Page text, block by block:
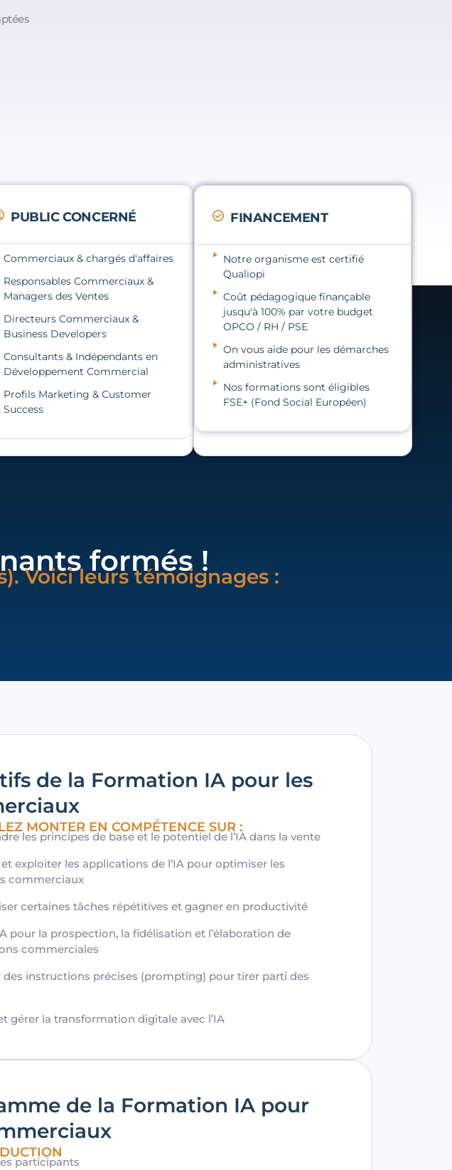
PUBLIC CONCERNÉ
Commerciaux & chargés d'affaires
Responsables Commerciaux &
Managers des Ventes
Directeurs Commerciaux &
Business Developers
Consultants & Indépendants en
Développement Commercial
Profils Marketing & Customer
Success
FINANCEMENT
Notre organisme est certifié
Qualiopi
Coût pédagogique finançable
jusqu'à 100% par votre budget
OPCO / RH / PSE
On vous aide pour les démarches
administratives
Nos formations sont éligibles
FSE+ (Fond Social Européen)
formés !
Voici leurs témoignages :
de la Formation IA pour les
MONTER EN COMPÉTENCE SUR :
les principes de base et le potentiel de l’IA dans la vente
exploiter les applications de l’IA pour optimiser les
commerciaux
certaines tâches répétitives et gagner en productivité
pour la prospection, la fidélisation et l’élaboration de
commerciales
des instructions précises (prompting) pour tirer parti des
gérer la transformation digitale avec l’IA
de la Formation IA pour
participants